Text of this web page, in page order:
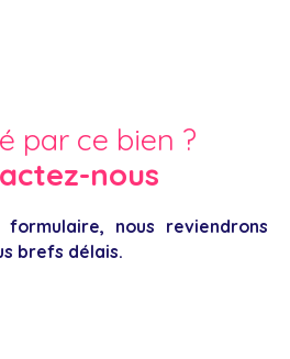
par ce bien ?
nous
nous reviendrons
brefs délais.